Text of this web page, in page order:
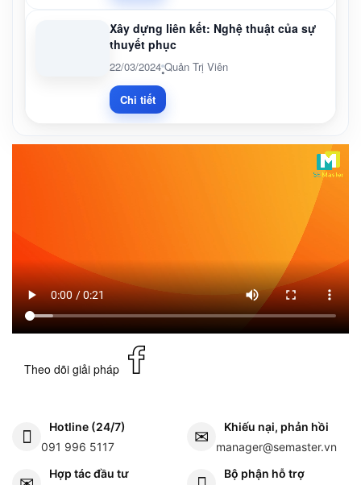
Xây dựng liên kết: Nghệ thuật của sự
thuyết phục
22/03/2024•Quản Trị Viên
Chi tiết
Theo dõi giải pháp
Hotline (24/7)
091 996 5117
Khiếu nại, phản hồi
manager@semaster.vn
Hợp tác đầu tư
Bộ phận hỗ trợ